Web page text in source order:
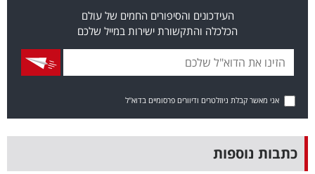
אחרינו:
העידכונים והסיפורים החמים של עולם
הכלכלה והתקשורת ישירות במייל שלכם
אני מאשר קבלת ניוזלטרים ודיוורים פרסומיים בדוא"ל
כתבות נוספות